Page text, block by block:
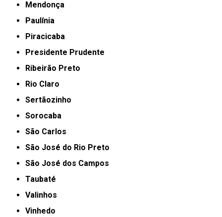
Mendonça
Paulínia
Piracicaba
Presidente Prudente
Ribeirão Preto
Rio Claro
Sertãozinho
Sorocaba
São Carlos
São José do Rio Preto
São José dos Campos
Taubaté
Valinhos
Vinhedo